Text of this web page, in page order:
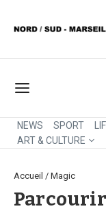
NEWS SPORT
ART & CULTURE
Accueil / Magic